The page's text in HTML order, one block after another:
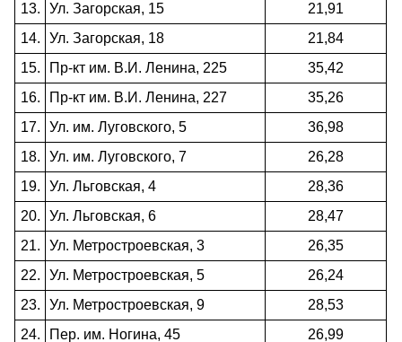
13.
Ул. Загорская, 15
21,91
14.
Ул. Загорская, 18
21,84
15.
Пр-кт им. В.И. Ленина, 225
35,42
16.
Пр-кт им. В.И. Ленина, 227
35,26
17.
Ул. им. Луговского, 5
36,98
18.
Ул. им. Луговского, 7
26,28
19.
Ул. Льговская, 4
28,36
20.
Ул. Льговская, 6
28,47
21.
Ул. Метростроевская, 3
26,35
22.
Ул. Метростроевская, 5
26,24
23.
Ул. Метростроевская, 9
28,53
24.
Пер. им. Ногина, 45
26,99